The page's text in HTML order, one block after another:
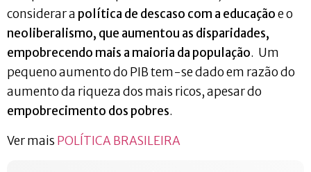
considerar a política de descaso com a educaçãoe o
neoliberalismo, que aumentou as disparidades,
empobrecendo mais a maioria da população. Um
pequeno aumento do PIB tem-se dado em razão do
aumento da riqueza dos mais ricos, apesar do
empobrecimento dos pobres.
Ver mais POLÍTICA BRASILEIRA